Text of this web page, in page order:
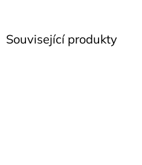
Související produkty